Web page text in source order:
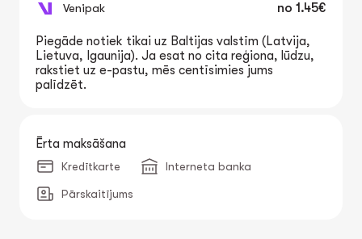
Venipak no 1.45€
Piegāde notiek tikai uz Baltijas valstīm (Latvija,
Lietuva, Igaunija). Ja esat no cita reģiona, lūdzu,
rakstiet uz e-pastu, mēs centīsimies jums
palīdzēt.
Ērta maksāšana
Kredītkarte Interneta banka
Pārskaitījums